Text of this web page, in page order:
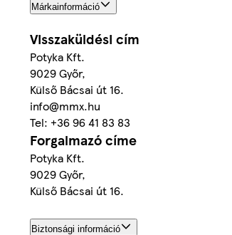
Márkainformáció
Visszaküldési cím
Potyka Kft.
9029 Győr,
Külső Bácsai út 16.
info@mmx.hu
Tel: +36 96 41 83 83
Forgalmazó címe
Potyka Kft.
9029 Győr,
Külső Bácsai út 16.
Biztonsági információ